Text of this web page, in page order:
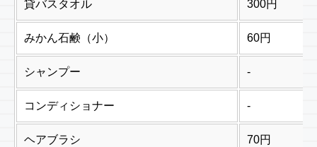
貸バスタオル 300円
みかん石鹸（小） 60円
シャンプー -
コンディショナー -
ヘアブラシ 70円